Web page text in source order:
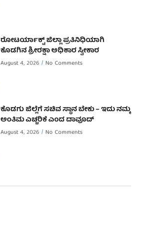
ರೋಟರ್ಯಾಕ್ಟ್ ಜಿಲ್ಲಾ ಪ್ರತಿನಿಧಿಯಾಗಿ
ಕೊಡಗಿನ ಶ್ರೀರಕ್ಷಾ ಅಧಿಕಾರ ಸ್ವೀಕಾರ
August 4, 2026 No Comments
ಕೊಡಗು ಜಿಲ್ಲೆಗೆ ಸಚಿವ ಸ್ಥಾನ ಬೇಕು – ಇದು ನಮ್ಮ
ಅಂತಿಮ ಎಚ್ಚರಿಕೆ ಎಂದ ದಾವೂದ್ ‌
August 4, 2026 No Comments